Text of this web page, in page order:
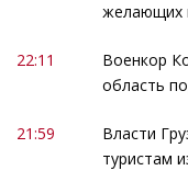
желающих
22:11
Военкор
область
21:59
Власти
туристам